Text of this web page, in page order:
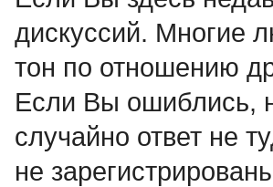
дискуссий. Многие
тон по отношению
Если Вы ошиблись,
случайно ответ не
не